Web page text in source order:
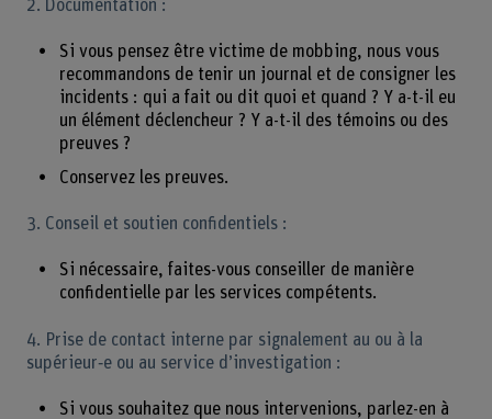
2. Documentation :
Si vous pensez être victime de mobbing, nous vous
recommandons de tenir un journal et de consigner les
incidents : qui a fait ou dit quoi et quand ? Y a-t-il eu
un élément déclencheur ? Y a-t-il des témoins ou des
preuves ?
Conservez les preuves.
3. Conseil et soutien confidentiels :
Si nécessaire, faites-vous conseiller de manière
confidentielle par les services compétents.
4. Prise de contact interne par signalement au ou à la
supérieur‑e ou au service d’investigation :
Si vous souhaitez que nous intervenions, parlez-en à